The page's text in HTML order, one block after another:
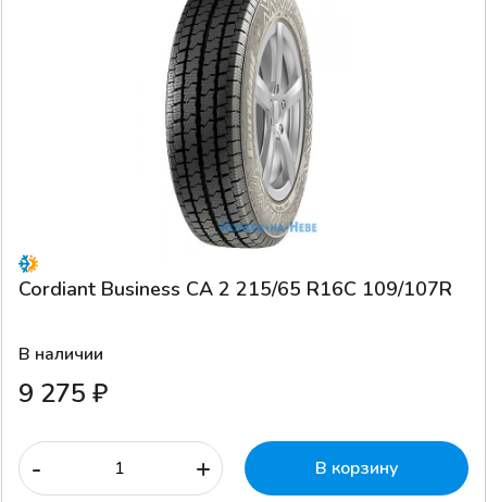
Cordiant Business CA 2 215/65 R16C 109/107R
В наличии
9 275 ₽
- + В корзину